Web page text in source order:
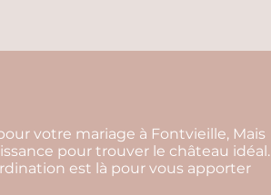
votre mariage à Fontvieille, Mais
pour trouver le château idéal.
est là pour vous apporter